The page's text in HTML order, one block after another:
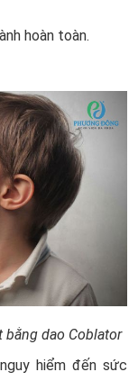
hoàn toàn.
dao Coblator
hiểm đến sức